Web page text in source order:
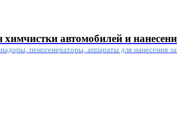
химчистки автомобилей и
пеногенераторы, аппараты для нанесения